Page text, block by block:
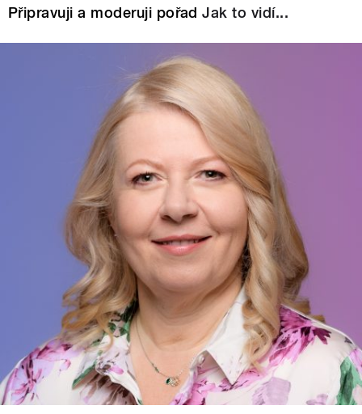
Připravuji a moderuji pořadJak to vidí...